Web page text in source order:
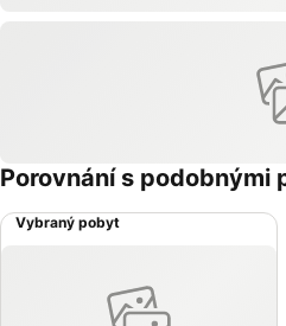
Porovnání s podobnými
Vybraný pobyt